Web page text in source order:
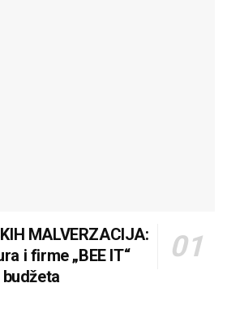
MALVERZACIJA:
i firme „BEE IT“